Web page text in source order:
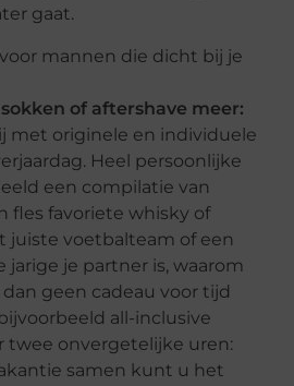
gaat.
mannen die dicht bij je
of aftershave meer:
met originele en individuele
Heel persoonlijke
een compilatie van
fles favoriete whisky of
juiste voetbalteam of een
jarige je partner is, waarom
geen cadeau voor tijd
all-inclusive
twee onvergetelijke uren:
samen kunt u het